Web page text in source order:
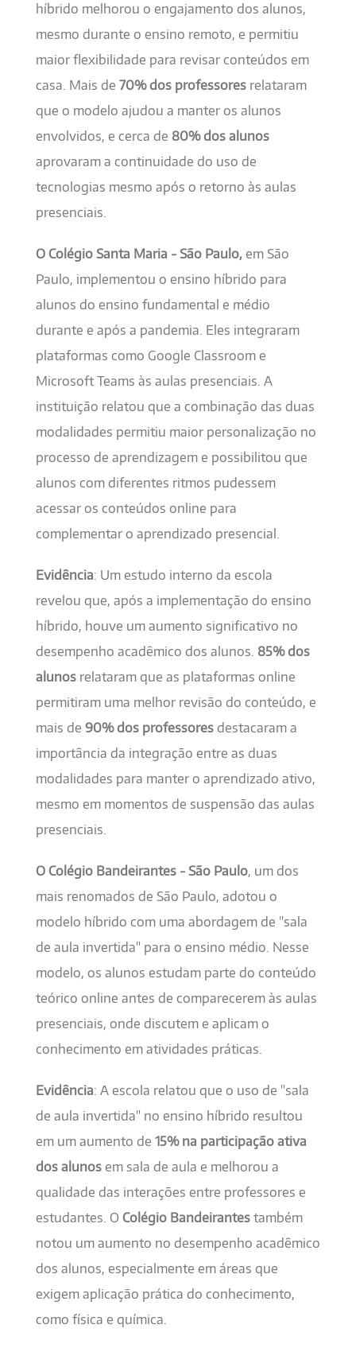
híbrido melhorou o engajamento dos alunos,
mesmo durante o ensino remoto, e permitiu
maior flexibilidade para revisar conteúdos em
casa. Mais de 70% dos professores relataram
que o modelo ajudou a manter os alunos
envolvidos, e cerca de 80% dos alunos
aprovaram a continuidade do uso de
tecnologias mesmo após o retorno às aulas
presenciais.
O Colégio Santa Maria - São Paulo, em São
Paulo, implementou o ensino híbrido para
alunos do ensino fundamental e médio
durante e após a pandemia. Eles integraram
plataformas como Google Classroom e
Microsoft Teams às aulas presenciais. A
instituição relatou que a combinação das duas
modalidades permitiu maior personalização no
processo de aprendizagem e possibilitou que
alunos com diferentes ritmos pudessem
acessar os conteúdos online para
complementar o aprendizado presencial.
Evidência: Um estudo interno da escola
revelou que, após a implementação do ensino
híbrido, houve um aumento significativo no
desempenho acadêmico dos alunos. 85% dos
alunos relataram que as plataformas online
permitiram uma melhor revisão do conteúdo, e
mais de 90% dos professores destacaram a
importância da integração entre as duas
modalidades para manter o aprendizado ativo,
mesmo em momentos de suspensão das aulas
presenciais.
O Colégio Bandeirantes - São Paulo, um dos
mais renomados de São Paulo, adotou o
modelo híbrido com uma abordagem de "sala
de aula invertida" para o ensino médio. Nesse
modelo, os alunos estudam parte do conteúdo
teórico online antes de comparecerem às aulas
presenciais, onde discutem e aplicam o
conhecimento em atividades práticas.
Evidência: A escola relatou que o uso de "sala
de aula invertida" no ensino híbrido resultou
em um aumento de 15% na participação ativa
dos alunos em sala de aula e melhorou a
qualidade das interações entre professores e
estudantes. O Colégio Bandeirantes também
notou um aumento no desempenho acadêmico
dos alunos, especialmente em áreas que
exigem aplicação prática do conhecimento,
como física e química.